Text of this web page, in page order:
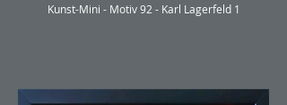
Kunst-Mini - Motiv 92 - Karl Lagerfeld 1